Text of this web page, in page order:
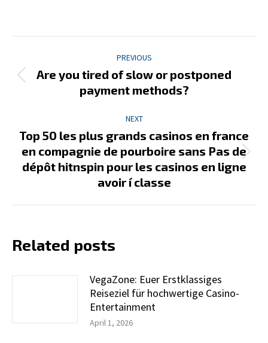
navigation
PREVIOUS
Previous
post:
Are you tired of slow or postponed
payment methods?
NEXT
Next
post:
Top 50 les plus grands casinos en france
en compagnie de pourboire sans Pas de
dépôt hitnspin pour les casinos en ligne
avoir í classe
Related posts
VegaZone: Euer Erstklassiges
Reiseziel für hochwertige Casino-
Entertainment
April 1, 2026